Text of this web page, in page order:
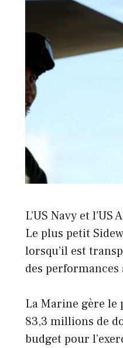
L’US Navy et
Le plus petit
lorsqu’il est
des performances
La Marine gère le
83,3 millions de
budget pour